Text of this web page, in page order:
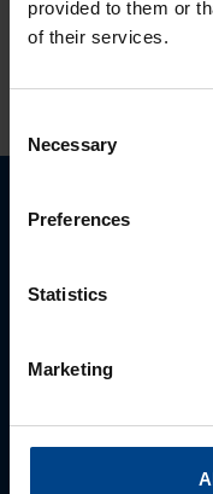
provided to them or
of their services.
Selection
Necessary
Preferences
Statistics
Marketing
Ota yhteyttä!
Autamme